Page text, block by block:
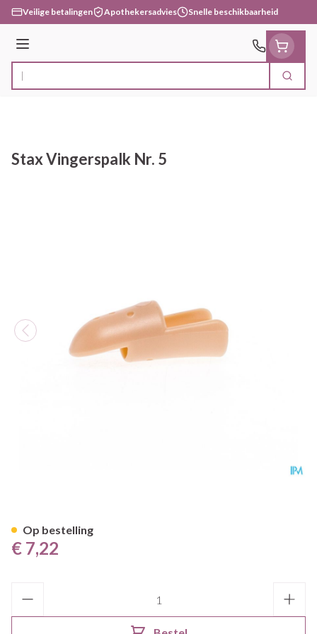
Ga naar de inhoud
Veilige betalingen Apothekersadvies Snelle beschikbaarheid
Menu
Product, merk, categorie... Zoek
Stax Vingerspalk Nr. 5
€ 7,22
Op bestelling